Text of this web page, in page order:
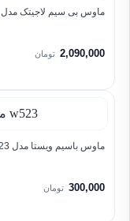
ماوس بی سیم لاجیتک مدل M185
2,090,000 تومان
ماوس باسیم ویستا مدل w523
300,000 تومان